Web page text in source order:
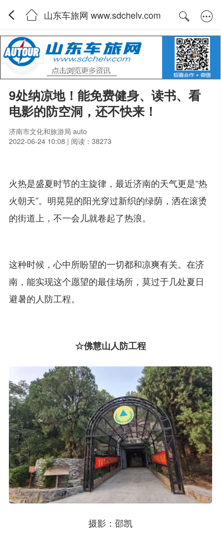
山东车旅网 www.sdchelv.com
9处纳凉地！能免费健身、读书、看
电影的防空洞，还不快来！
济南市文化和旅游局 auto
2022-06-24 10:08 | 阅读：38273
火热是盛夏时节的主旋律，最近济南的天气更是“热
火朝天”。明晃晃的阳光穿过新织的绿荫，洒在滚烫
的街道上，不一会儿就卷起了热浪。
这种时候，心中所盼望的一切都和凉爽有关。在济
南，能实现这个愿望的最佳场所，莫过于几处夏日
避暑的人防工程。
☆佛慧山人防工程
摄影：邵凯